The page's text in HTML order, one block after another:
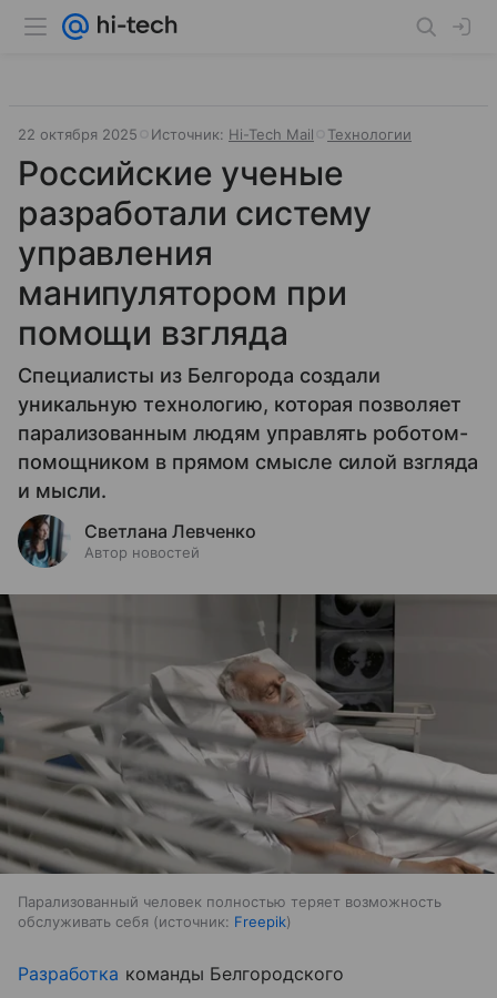
22 октября 2025 Источник: Hi-Tech Mail Технологии
Российские ученые
разработали систему
управления
манипулятором при
помощи взгляда
Специалисты из Белгорода создали
уникальную технологию, которая позволяет
парализованным людям управлять роботом-
помощником в прямом смысле силой взгляда
и мысли.
Светлана Левченко
Автор новостей
Парализованный человек полностью теряет возможность
обслуживать себя
источник: Freepik
Разработка команды Белгородского